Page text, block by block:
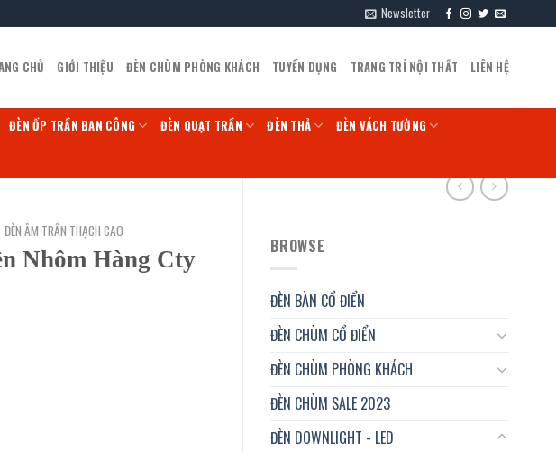
Newsletter
CHỦ GIỚI THIỆU ĐÈN CHÙM PHÒNG KHÁCH TUYỂN DỤNG TRANG TRÍ NỘI THẤT LIÊN HỆ
ĐÈN ỐP TRẦN BAN CÔNG ĐÈN QUẠT TRẦN ĐÈN THẢ ĐÈN VÁCH TƯỜNG
BROWSE
ĐÈN BÀN CỔ ĐIỂN
ĐÈN CHÙM CỔ ĐIỂN
ĐÈN CHÙM PHÒNG KHÁCH
ĐÈN CHÙM SALE 2023
ĐÈN DOWNLIGHT - LED
ĐÈN ÂM TRẦN THẠCH CAO
Nhôm Hàng Cty